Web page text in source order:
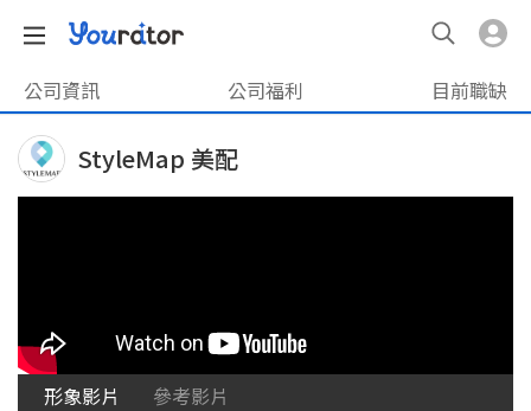
公司資訊 公司福利 目前職缺
StyleMap 美配
形象影片 參考影片